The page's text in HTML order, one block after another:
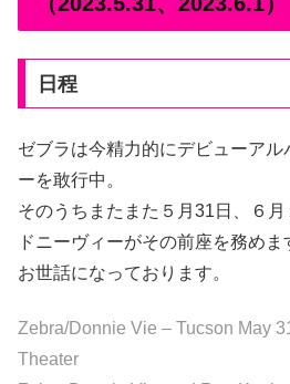
日程
ゼブラは今精力的にデビューア
ーを敢行中。
そのうちまたまた５月31日、６
ドニーヴィーがその前座を務め
お世話になっております。
Zebra/Donnie Vie – Tucson May
Theater